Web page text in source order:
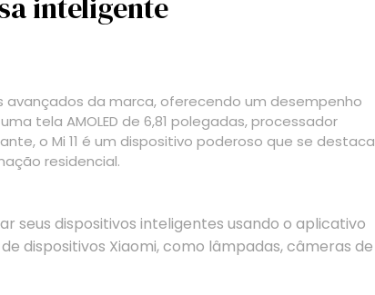
inteligente
avançados da marca, oferecendo um desempenho
tela AMOLED de 6,81 polegadas, processador
o Mi 11 é um dispositivo poderoso que se destaca
residencial.
seus dispositivos inteligentes usando o aplicativo
dispositivos Xiaomi, como lâmpadas, câmeras de